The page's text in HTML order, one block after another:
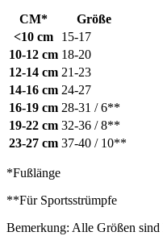
CM*
Größe
<10 cm
15-17
10-12 cm 18-20
12-14 cm 21-23
14-16 cm 24-27
16-19 cm 28-31 / 6**
19-22 cm 32-36 / 8**
23-27 cm 37-40 / 10**
*Fußlänge
**Für Sportsstrümpfe
Bemerkung: Alle Größen